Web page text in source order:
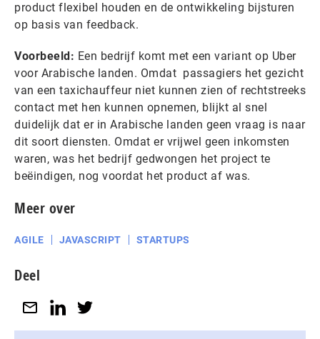
product flexibel houden en de ontwikkeling bijsturen
op basis van feedback.
Voorbeeld: Een bedrijf komt met een variant op Uber
voor Arabische landen. Omdat passagiers het gezicht
van een taxichauffeur niet kunnen zien of rechtstreeks
contact met hen kunnen opnemen, blijkt al snel
duidelijk dat er in Arabische landen geen vraag is naar
dit soort diensten. Omdat er vrijwel geen inkomsten
waren, was het bedrijf gedwongen het project te
beëindigen, nog voordat het product af was.
Meer over
AGILE JAVASCRIPT STARTUPS
Deel